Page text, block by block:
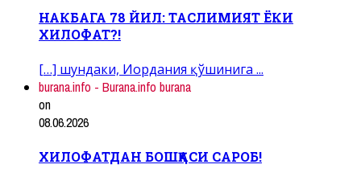
НАКБАГА 78 ЙИЛ: ТАСЛИМИЯТ ЁКИ
ХИЛОФАТ?!
[…] шундаки, Иордания қўшинига ...
burana.info - Burana.info burana
on
08.06.2026
ХИЛОФАТДАН БОШҚАСИ САРОБ!